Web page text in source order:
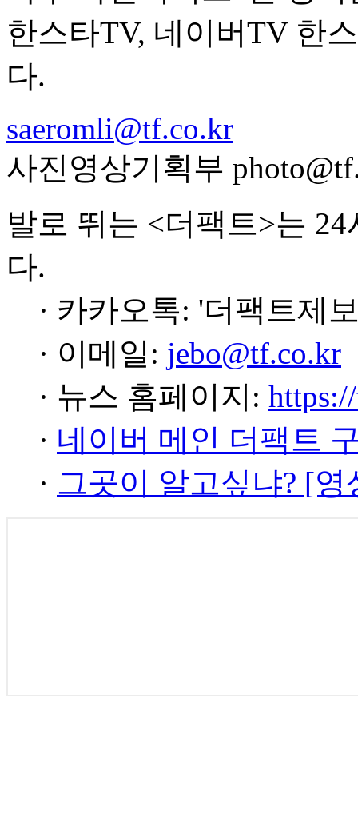
한스타TV, 네이버TV 한
다.
saeromli@tf.co.kr
사진영상기획부
발로 뛰는 <더팩트>는
다.
· 카카오톡: '더팩트제
· 이메일: jebo@tf.co.kr
· 뉴스 홈페이지:
· 네이버 메인 더팩트
· 그곳이 알고싶냐? [